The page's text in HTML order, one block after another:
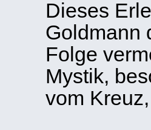
Dieses
Goldmann
Folge
Mystik,
vom